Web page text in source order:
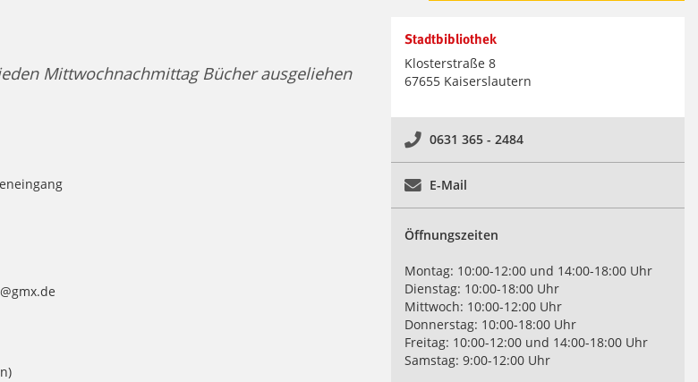
Mittwochnachmittag Bücher ausgeliehen
Stadtbibliothek
Klosterstraße 8
67655 Kaiserslautern
0631 365 - 2484
E-Mail
Öffnungszeiten
Montag: 10:00-12:00 und 14:00-18:00 Uhr
Dienstag: 10:00-18:00 Uhr
Mittwoch: 10:00-12:00 Uhr
Donnerstag: 10:00-18:00 Uhr
Freitag: 10:00-12:00 und 14:00-18:00 Uhr
Samstag: 9:00-12:00 Uhr